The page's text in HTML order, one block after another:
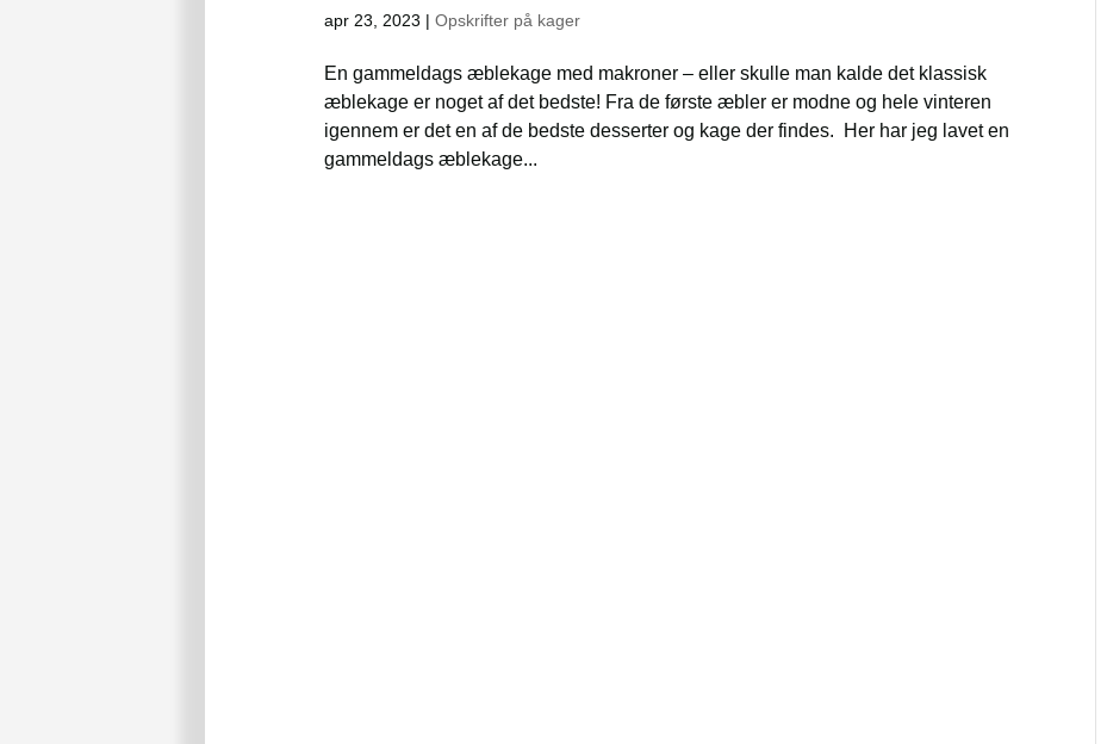
apr 23, 2023 | Opskrifter på kager
En gammeldags æblekage med makroner – eller skulle man kalde det klassisk
æblekage er noget af det bedste! Fra de første æbler er modne og hele vinteren
igennem er det en af de bedste desserter og kage der findes. Her har jeg lavet en
gammeldags æblekage...